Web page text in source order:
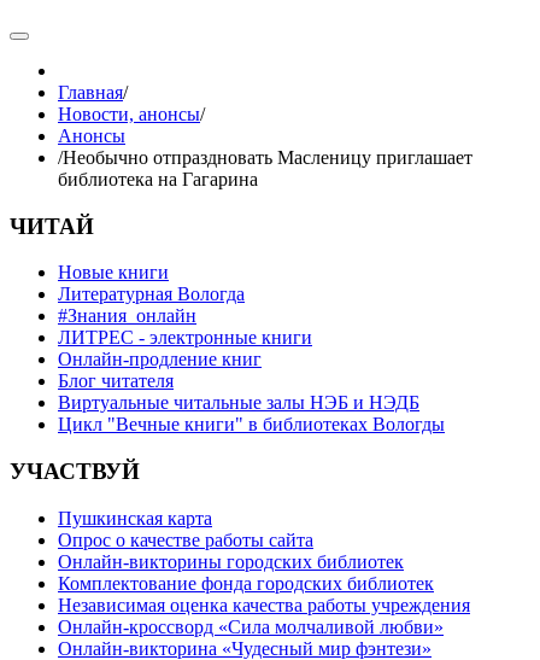
Главная/
Новости, анонсы/
Анонсы
/Необычно отпраздновать Масленицу приглашает
библиотека на Гагарина
ЧИТАЙ
Новые книги
Литературная Вологда
#Знания_онлайн
ЛИТРЕС - электронные книги
Онлайн-продление книг
Блог читателя
Виртуальные читальные залы НЭБ и НЭДБ
Цикл "Вечные книги" в библиотеках Вологды
УЧАСТВУЙ
Пушкинская карта
Опрос о качестве работы сайта
Онлайн-викторины городских библиотек
Комплектование фонда городских библиотек
Независимая оценка качества работы учреждения
Онлайн-кроссворд «Сила молчаливой любви»
Онлайн-викторина «Чудесный мир фэнтези»